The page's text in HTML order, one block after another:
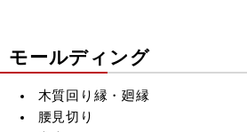
モールディング
木質回り縁・廻縁
腰見切り